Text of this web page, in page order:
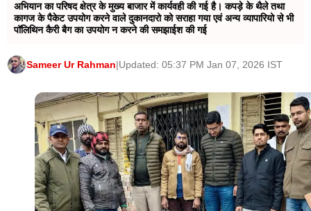
अभियान का परिषद क्षेत्र के मुख्य बाजार में कार्यवही की गई है। कपड़े के थैले तथा
कागज के पैकेट उपयोग करने वाले दुकानदारो को सराहा गया एवं अन्य व्यापारियो से भी
पॉलिथिन कैरी बैग का उपयोग न करने की समझाईश की गई
Sameer Ur Rahman|Updated: 05:37 PM Jan 07, 2026 IST